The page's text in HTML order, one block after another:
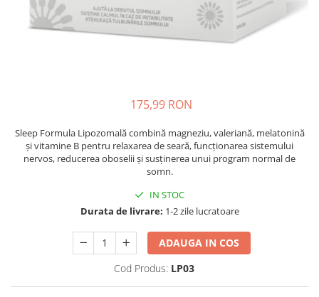
Piele, păr & unghii
Sanatate Orala
Alergii
Îngrijirea Tenului
Creme de față
Tonere
Măști pentru față
Îngrijirea Corpului
Creme de corp
Unturi de corp
Colagen
Fibre
Fier
Glutation
Zinc Bisglicinat
175,99 RON
Sleep Formula Lipozomală combină magneziu, valeriană, melatonină
și vitamine B pentru relaxarea de seară, funcționarea sistemului
nervos, reducerea oboselii și susținerea unui program normal de
somn.
IN STOC
Durata de livrare: 1-2 zile lucratoare
ADAUGA IN COS
Cod Produs: LP03